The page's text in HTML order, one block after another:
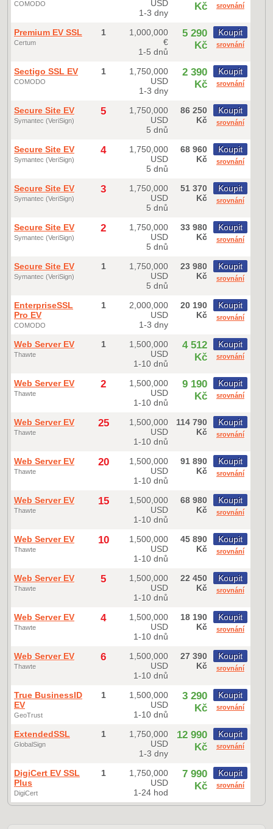
COMODO
USD
1-3 dny
Kč
srovnání
Premium EV SSL
Certum
1
1,000,000
€
1-5 dnů
5 290
Kč
Koupit
srovnání
Sectigo SSL EV
COMODO
1
1,750,000
USD
1-3 dny
2 390
Kč
Koupit
srovnání
Secure Site EV
Symantec (VeriSign)
5
1,750,000
USD
5 dnů
86 250
Kč
Koupit
srovnání
Secure Site EV
Symantec (VeriSign)
4
1,750,000
USD
5 dnů
68 960
Kč
Koupit
srovnání
Secure Site EV
Symantec (VeriSign)
3
1,750,000
USD
5 dnů
51 370
Kč
Koupit
srovnání
Secure Site EV
Symantec (VeriSign)
2
1,750,000
USD
5 dnů
33 980
Kč
Koupit
srovnání
Secure Site EV
Symantec (VeriSign)
1
1,750,000
USD
5 dnů
23 980
Kč
Koupit
srovnání
EnterpriseSSL
Pro EV
COMODO
1
2,000,000
USD
1-3 dny
20 190
Kč
Koupit
srovnání
Web Server EV
Thawte
1
1,500,000
USD
1-10 dnů
4 512
Kč
Koupit
srovnání
Web Server EV
Thawte
2
1,500,000
USD
1-10 dnů
9 190
Kč
Koupit
srovnání
Web Server EV
Thawte
25
1,500,000
USD
1-10 dnů
114 790
Kč
Koupit
srovnání
Web Server EV
Thawte
20
1,500,000
USD
1-10 dnů
91 890
Kč
Koupit
srovnání
Web Server EV
Thawte
15
1,500,000
USD
1-10 dnů
68 980
Kč
Koupit
srovnání
Web Server EV
Thawte
10
1,500,000
USD
1-10 dnů
45 890
Kč
Koupit
srovnání
Web Server EV
Thawte
5
1,500,000
USD
1-10 dnů
22 450
Kč
Koupit
srovnání
Web Server EV
Thawte
4
1,500,000
USD
1-10 dnů
18 190
Kč
Koupit
srovnání
Web Server EV
Thawte
6
1,500,000
USD
1-10 dnů
27 390
Kč
Koupit
srovnání
True BusinessID
EV
GeoTrust
1
1,500,000
USD
1-10 dnů
3 290
Kč
Koupit
srovnání
ExtendedSSL
GlobalSign
1
1,750,000
USD
1-3 dny
12 990
Kč
Koupit
srovnání
DigiCert EV SSL
Plus
DigiCert
1
1,750,000
USD
1-24 hod
7 990
Kč
Koupit
srovnání